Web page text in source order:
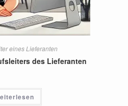
eines Lieferanten
des Lieferanten